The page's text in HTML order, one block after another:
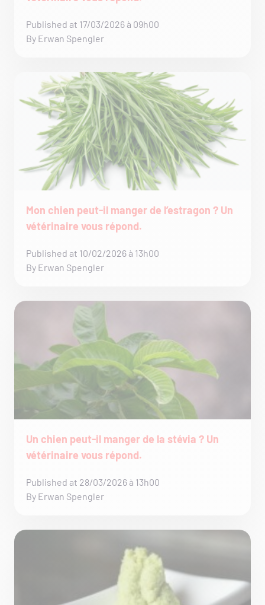
Published at 17/03/2026 à 09h00
By Erwan Spengler
Mon chien peut-il manger de l’estragon ? Un
vétérinaire vous répond.
Published at 10/02/2026 à 13h00
By Erwan Spengler
Un chien peut-il manger de la stévia ? Un
vétérinaire vous répond.
Published at 28/03/2026 à 13h00
By Erwan Spengler